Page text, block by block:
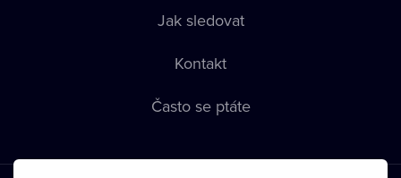
Jak sledovat
Kontakt
Často se ptáte